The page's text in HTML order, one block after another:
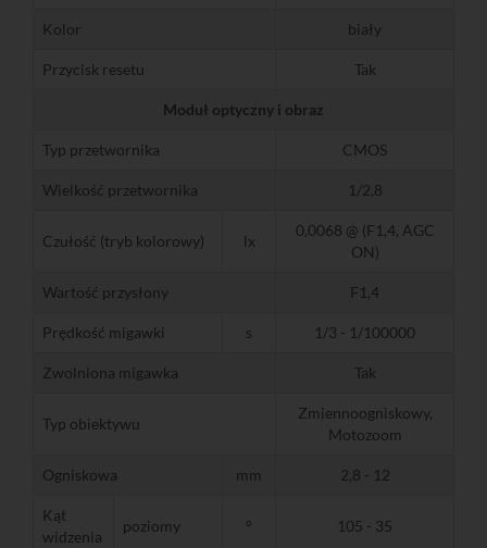
Kolor biały
Przycisk resetu Tak
Moduł optyczny i obraz
Typ przetwornika CMOS
Wielkość przetwornika 1/2,8
Czułość (tryb kolorowy) lx
0,0068 @ (F1,4, AGC
ON)
Wartość przysłony F1,4
Prędkość migawki s 1/3 - 1/100000
Zwolniona migawka Tak
Typ obiektywu
Zmiennoogniskowy,
Motozoom
Ogniskowa mm 2,8 - 12
Kąt
widzenia
poziomy ° 105 - 35